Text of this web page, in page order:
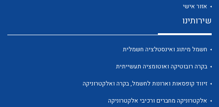
אזור אישי
שירותינו
חשמל מיתוג ואינסטלציה חשמלית
בקרה רובוטיקה ואוטומציה תעשייתית
זיווד קופסאות וארונות לחשמל, בקרה ואלקטרוניקה
אלקטרוניקה מחברים ורכיבי אלקטרוניקה